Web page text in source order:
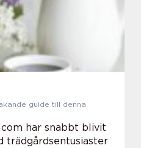
guide till denna
har snabbt blivit
trädgårdsentusiaster